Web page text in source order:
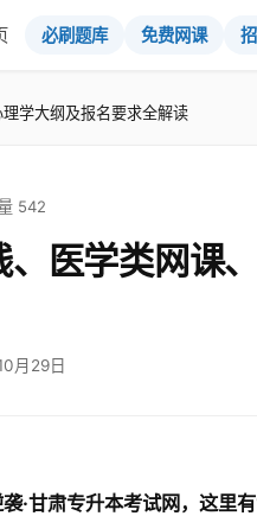
必刷题库 免费网课
学大纲及报名要求全解读
542
医学类网课
月29日
·甘肃专升本考试网，这里